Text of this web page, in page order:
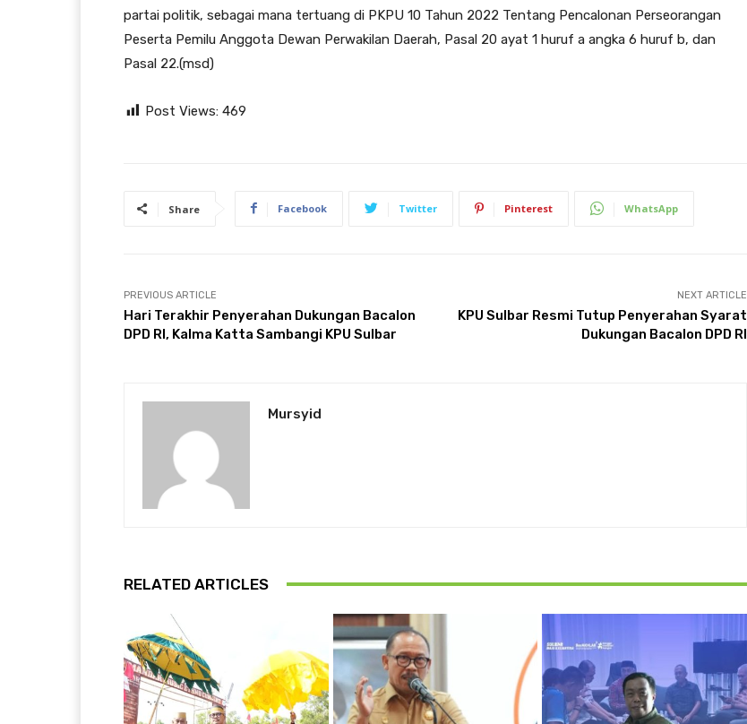
partai politik, sebagai mana tertuang di PKPU 10 Tahun 2022 Tentang Pencalonan Perseorangan
Peserta Pemilu Anggota Dewan Perwakilan Daerah, Pasal 20 ayat 1 huruf a angka 6 huruf b, dan
Pasal 22.(msd)
Post Views: 469
Share Facebook Twitter Pinterest WhatsApp
PREVIOUS ARTICLE
Hari Terakhir Penyerahan Dukungan Bacalon
DPD RI, Kalma Katta Sambangi KPU Sulbar
NEXT ARTICLE
KPU Sulbar Resmi Tutup Penyerahan Syarat
Dukungan Bacalon DPD RI
Mursyid
RELATED ARTICLES